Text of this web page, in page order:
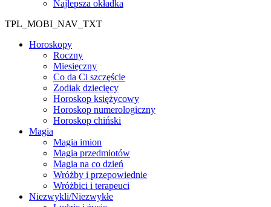
Najlepsza okładka
TPL_MOBI_NAV_TXT
Horoskopy
Roczny
Miesięczny
Co da Ci szczęście
Zodiak dziecięcy
Horoskop księżycowy
Horoskop numerologiczny
Horoskop chiński
Magia
Magia imion
Magia przedmiotów
Magia na co dzień
Wróżby i przepowiednie
Wróżbici i terapeuci
Niezwykli/Niezwykłe